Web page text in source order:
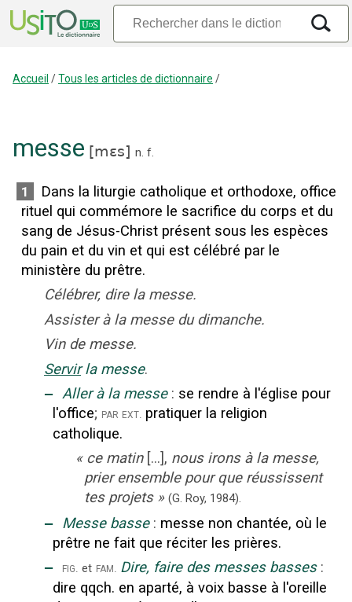
Accueil /Tous les articles de dictionnaire /
messe [mɛs] n. f.
1
Dans la liturgie catholique et orthodoxe, office
rituel qui commémore le sacrifice du corps et du
sang de Jésus-Christ présent sous les espèces
du pain et du vin et qui est célébré par le
ministère du prêtre.
Célébrer, dire la messe.
Assister à la messe du dimanche.
Vin de messe.
Servir la messe.
‒ Aller à la messe : se rendre à l'église pour
l'office; par ext. pratiquer la religion
catholique.
« ce matin [...], nous irons à la messe,
prier ensemble pour que réussissent
tes projets » (G. Roy, 1984).
‒ Messe basse : messe non chantée, où le
prêtre ne fait que réciter les prières.
‒ fig. et fam. Dire, faire des messes basses :
dire qqch. en aparté, à voix basse à l'oreille